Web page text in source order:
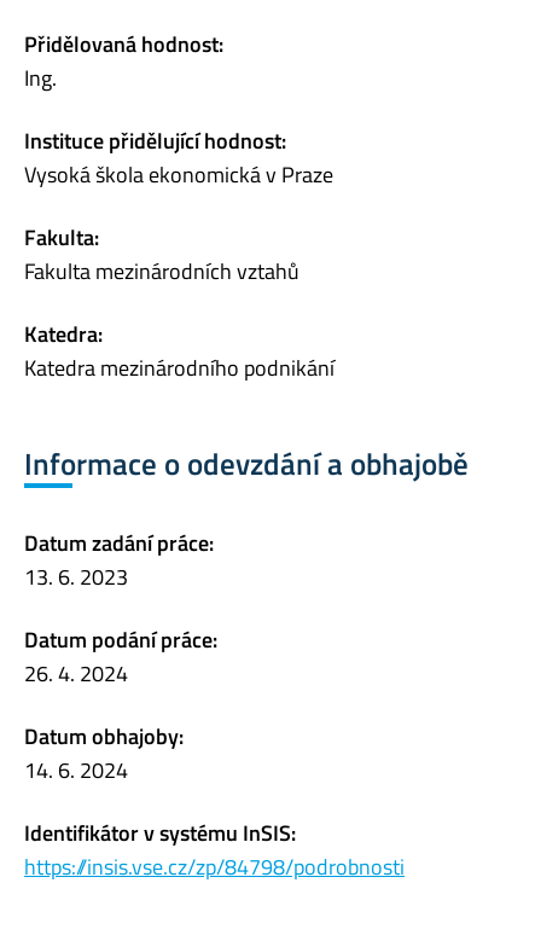
Přidělovaná hodnost:
Ing.
Instituce přidělující hodnost:
Vysoká škola ekonomická v Praze
Fakulta:
Fakulta mezinárodních vztahů
Katedra:
Katedra mezinárodního podnikání
Informace o odevzdání a obhajobě
Datum zadání práce:
13. 6. 2023
Datum podání práce:
26. 4. 2024
Datum obhajoby:
14. 6. 2024
Identifikátor v systému InSIS:
https://insis.vse.cz/zp/84798/podrobnosti